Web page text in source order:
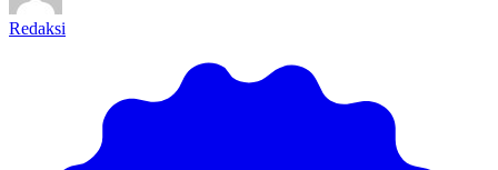
Redaksi